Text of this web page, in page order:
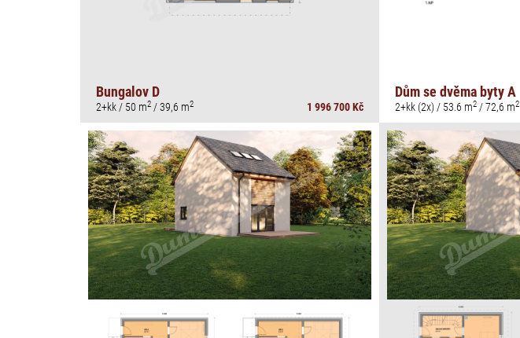
Bungalov D
2+kk / 50 m2 / 39,6 m2 1 996 700 Kč
Dům se dvěma byty A
2+kk (2x) / 53.6 m2 / 72,6 m2